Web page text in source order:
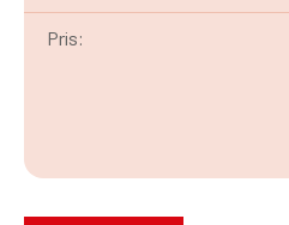
Pris: